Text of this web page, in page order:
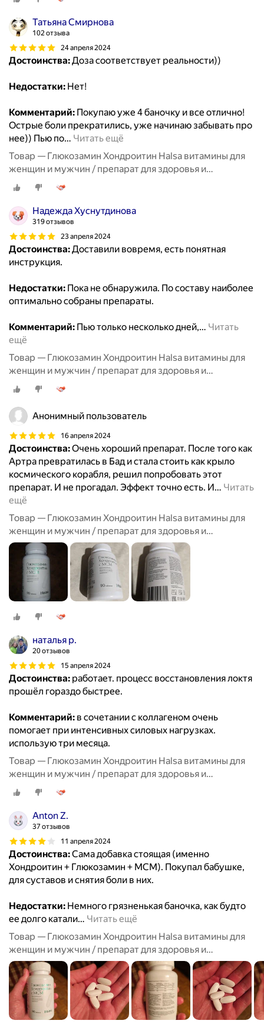
таблеток
Татьяна Смирнова
102 отзыва
24 апреля 2024
Достоинства:Доза соответствует реальности))
Недостатки: Нет!
Комментарий: Покупаю уже 4 баночку и все отлично!
Острые боли прекратились, уже начинаю забывать про
нее)) Пью по… Читать ещё
Товар — Глюкозамин Хондроитин Halsa витамины для
женщин и мужчин / препарат для здоровья и
восстановления хрящевой ткани, суставов и связок, 90
таблеток
Надежда Хуснутдинова
319 отзывов
23 апреля 2024
Достоинства:Доставили вовремя, есть понятная
инструкция.
Недостатки: Пока не обнаружила. По составу наиболее
оптимально собраны препараты.
Комментарий: Пью только несколько дней,… Читать
ещё
Товар — Глюкозамин Хондроитин Halsa витамины для
женщин и мужчин / препарат для здоровья и
восстановления хрящевой ткани, суставов и связок, 90
таблеток
Анонимный пользователь
16 апреля 2024
Достоинства:Очень хороший препарат. После того как
Артра превратилась в Бад и стала стоить как крыло
космического корабля, решил попробовать этот
препарат. И не прогадал. Эффект точно есть. И… Читать
ещё
Товар — Глюкозамин Хондроитин Halsa витамины для
женщин и мужчин / препарат для здоровья и
восстановления хрящевой ткани, суставов и связок, 90
таблеток
наталья р.
20 отзывов
15 апреля 2024
Достоинства: работает. процесс восстановления локтя
прошёл гораздо быстрее.
Комментарий: в сочетании с коллагеном очень
помогает при интенсивных силовых нагрузках.
использую три месяца.
Товар — Глюкозамин Хондроитин Halsa витамины для
женщин и мужчин / препарат для здоровья и
восстановления хрящевой ткани, суставов и связок, 90
таблеток
Anton Z.
37 отзывов
11 апреля 2024
Достоинства:Сама добавка стоящая (именно
Хондроитин + Глюкозамин + МСМ). Покупал бабушке,
для суставов и снятия боли в них.
Недостатки: Немного грязненькая баночка, как будто
ее долго катали… Читать ещё
Товар — Глюкозамин Хондроитин Halsa витамины для
женщин и мужчин / препарат для здоровья и
восстановления хрящевой ткани, суставов и связок, 90
таблеток